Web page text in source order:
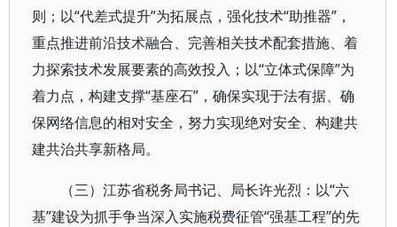
则；以“代差式提升”为拓展点，强化技术“助推器”，
重点推进前沿技术融合、完善相关技术配套措施、着
力探索技术发展要素的高效投入；以“立体式保障”为
着力点，构建支撑“基座石”，确保实现于法有据、确
保网络信息的相对安全，努力实现绝对安全、构建共
建共治共享新格局。
（三）江苏省税务局书记、局长许光烈：以“六
基”建设为抓手争当深入实施税费征管“强基工程”的先